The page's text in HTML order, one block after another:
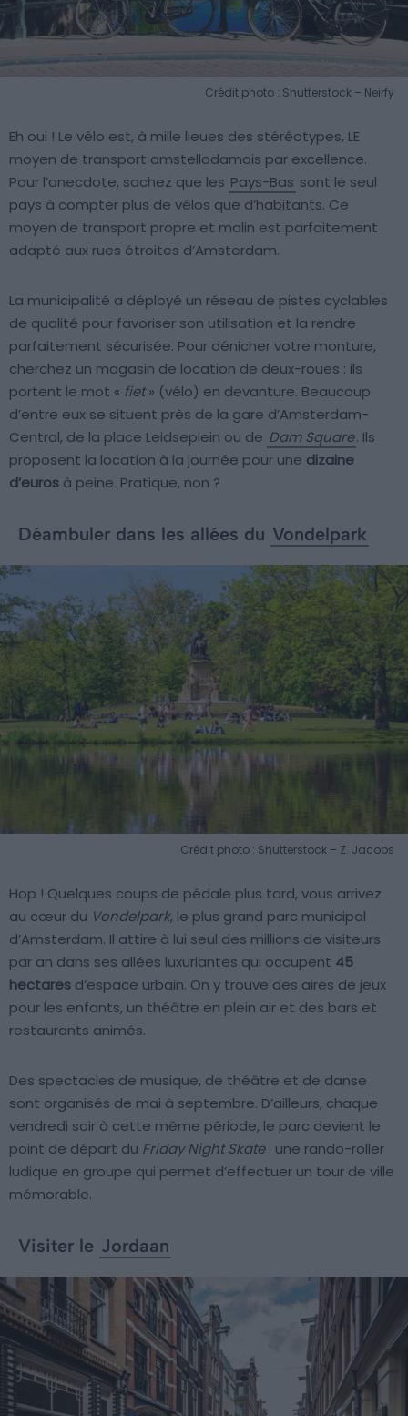
Crédit photo : Shutterstock – Neirfy
Eh oui ! Le vélo est, à mille lieues des stéréotypes, LE
moyen de transport amstellodamois par excellence.
Pour l’anecdote, sachez que les Pays-Bas sont le seul
pays à compter plus de vélos que d’habitants. Ce
moyen de transport propre et malin est parfaitement
adapté aux rues étroites d’Amsterdam.
La municipalité a déployé un réseau de pistes cyclables
de qualité pour favoriser son utilisation et la rendre
parfaitement sécurisée. Pour dénicher votre monture,
cherchez un magasin de location de deux-roues : ils
portent le mot « fiet» (vélo) en devanture. Beaucoup
d’entre eux se situent près de la gare d’Amsterdam-
Central, de la place Leidseplein ou de Dam Square. Ils
proposent la location à la journée pour une dizaine
d’euros à peine. Pratique, non ?
Déambuler dans les allées du Vondelpark
Crédit photo : Shutterstock – Z. Jacobs
Hop ! Quelques coups de pédale plus tard, vous arrivez
au cœur du Vondelpark, le plus grand parc municipal
d’Amsterdam. Il attire à lui seul des millions de visiteurs
par an dans ses allées luxuriantes qui occupent 45
hectares d’espace urbain. On y trouve des aires de jeux
pour les enfants, un théâtre en plein air et des bars et
restaurants animés.
Des spectacles de musique, de théâtre et de danse
sont organisés de mai à septembre. D’ailleurs, chaque
vendredi soir à cette même période, le parc devient le
point de départ du Friday Night Skate: une rando-roller
ludique en groupe qui permet d’effectuer un tour de ville
mémorable.
Visiter le Jordaan